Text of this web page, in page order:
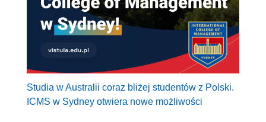
Studia w Australii coraz bliżej studentów z Polski.
ICMS w Sydney otwiera nowe możliwości